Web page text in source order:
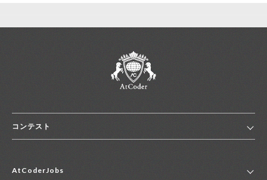
コンテスト
コンテスト一覧
AtCoderJobs